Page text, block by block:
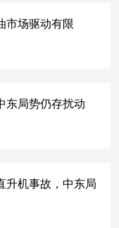
不作任何保证。本报告
告。本公司不保证本报
不能依靠本报告以取代
后果，本公司及作者均
公司书面许可，任何机
服务标记及标记均为本公
保留一切权利。 公司
510000电话：400-6280-
市场驱动有限
东局势仍存扰动
升机事故，中东局